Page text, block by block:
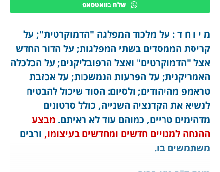
שלח בוואטסאפ
מ י ו ח ד : על מלכוד המפלגה "הדמוקרטית"; על
קריסת הממסדים בשתי המפלגות; על הדור החדש
אצל "הדמוקרטים" ואצל הרפובליקנים; על הכלכלה
האמריקנית; על הפרעות הנמשכות; על אכזבת
טראמפ מהיהודים; ולסיום: הסוד שיכול להבטיח
לנשיא את הקדנציה השנייה, כולל סרטונים
מדהימים טריים, כמוהם עוד לא ראיתם. מבצע
ההנחה למנויים חדשים ומחדשים בעיצומו, ורבים
משתמשים בו.